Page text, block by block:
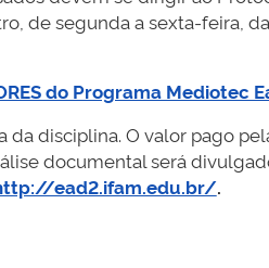
de segunda a sexta-feira,
do Programa Mediotec
da disciplina. O valor pago
documental será
ead2.ifam.edu.br/.